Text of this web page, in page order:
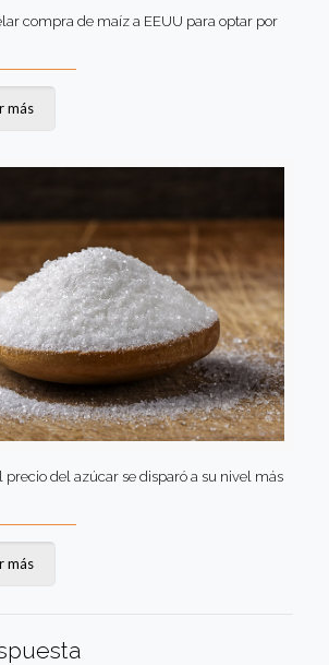
compra de maíz a EEUU para optar por
más
precio del azúcar se disparó a su nivel más
más